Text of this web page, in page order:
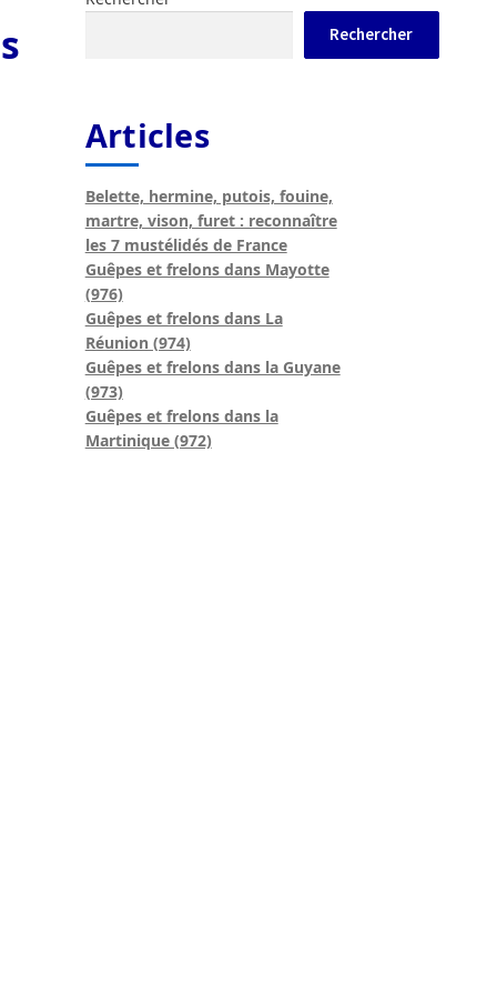
la biodiversité, pilier du projet de loi
du frelon asiatique en France ?
Rechercher
Articles
Belette, hermine, putois, fouine,
martre, vison, furet : reconnaître
les 7 mustélidés de France
Guêpes et frelons dans Mayotte
(976)
Guêpes et frelons dans La
Réunion (974)
Guêpes et frelons dans la Guyane
(973)
Guêpes et frelons dans la
Martinique (972)